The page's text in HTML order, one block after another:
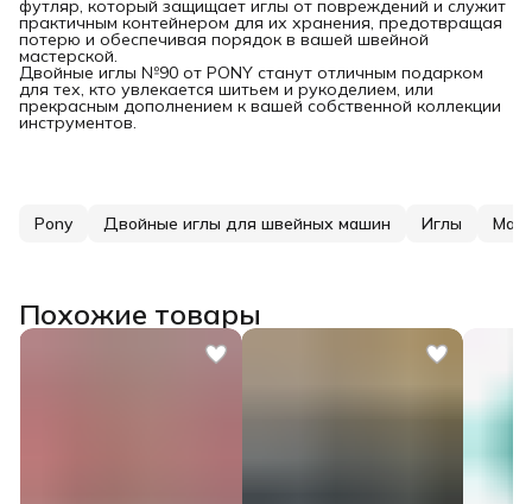
футляр, который защищает иглы от повреждений и служит
практичным контейнером для их хранения, предотвращая
потерю и обеспечивая порядок в вашей швейной
мастерской.
Двойные иглы №90 от PONY станут отличным подарком
для тех, кто увлекается шитьем и рукоделием, или
прекрасным дополнением к вашей собственной коллекции
инструментов.
Pony Двойные иглы для швейных машин Иглы
Похожие товары